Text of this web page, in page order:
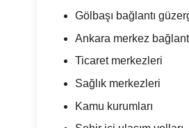
Gölbaşı bağlantı
Ankara merkez
Ticaret merkezleri
Sağlık merkezleri
Kamu kurumları